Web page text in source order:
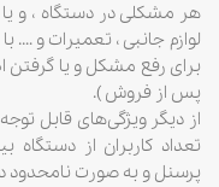
هر مشکلی در دستگاه ، و یا
لوازم جانبی ، تعمیرات و
برای رفع مشکل و یا گرفتن
پس از فروش ).
از دیگر ویژگی‌های قابل
تعداد کاربران از دستگاه
پرسنل و به صورت نامحدود